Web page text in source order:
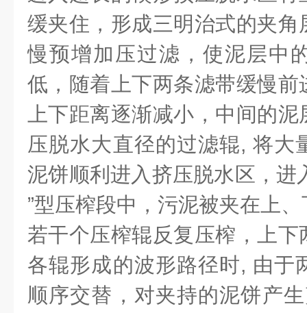
缓夹住，形成三明治式的夹
慢预增加压过滤，使泥层中
低，随着上下两条滤带缓慢
上下距离逐渐减小，中间的
压脱水大直径的过滤辊, 将大
泥饼顺利进入挤压脱水区，进
”型压榨段中，污泥被夹在上
若干个压榨辊反复压榨，上
各辊形成的波形路径时, 由于
顺序交替，对夹持的泥饼产